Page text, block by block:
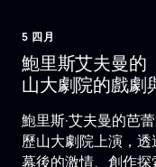
5 四月
鮑里斯艾夫曼的
山大劇院的戲劇
鮑里斯·艾夫曼的芭
歷山大劇院上演，
幕後的激情、創作探